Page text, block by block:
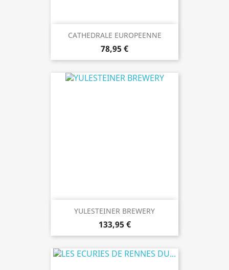
CATHEDRALE EUROPEENNE
78,95 €
YULESTEINER BREWERY
133,95 €